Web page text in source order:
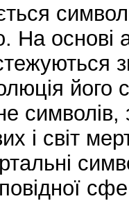
основі
його
і світ